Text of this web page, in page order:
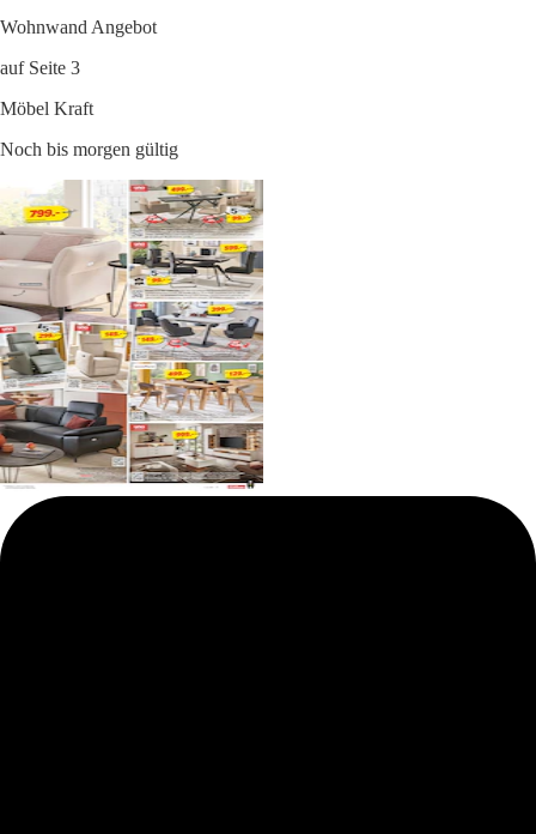
Wohnwand Angebot
auf Seite 3
Möbel Kraft
Noch bis morgen gültig